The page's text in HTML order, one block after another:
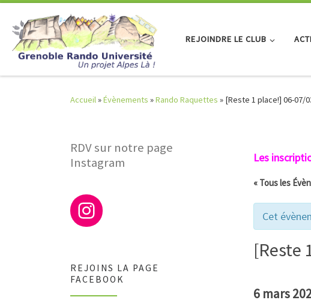
Skip to content
REJOINDRE LE CLUB
Accueil»Évènements »Rando Raquettes » [Reste 1 place!] 06-07/
Les
« Tous les
Cet
[Reste
6 mars
RDV sur notre page
Instagram
REJOINS LA PAGE
FACEBOOK